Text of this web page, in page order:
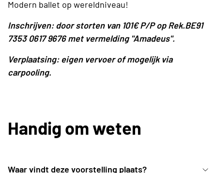
Modern ballet op wereldniveau!
Inschrijven: door storten van 101€ P/P op Rek.BE91
7353 0617 9676 met vermelding "Amadeus".
Verplaatsing: eigen vervoer of mogelijk via
carpooling.
Handig om weten
Waar vindt deze voorstelling plaats?